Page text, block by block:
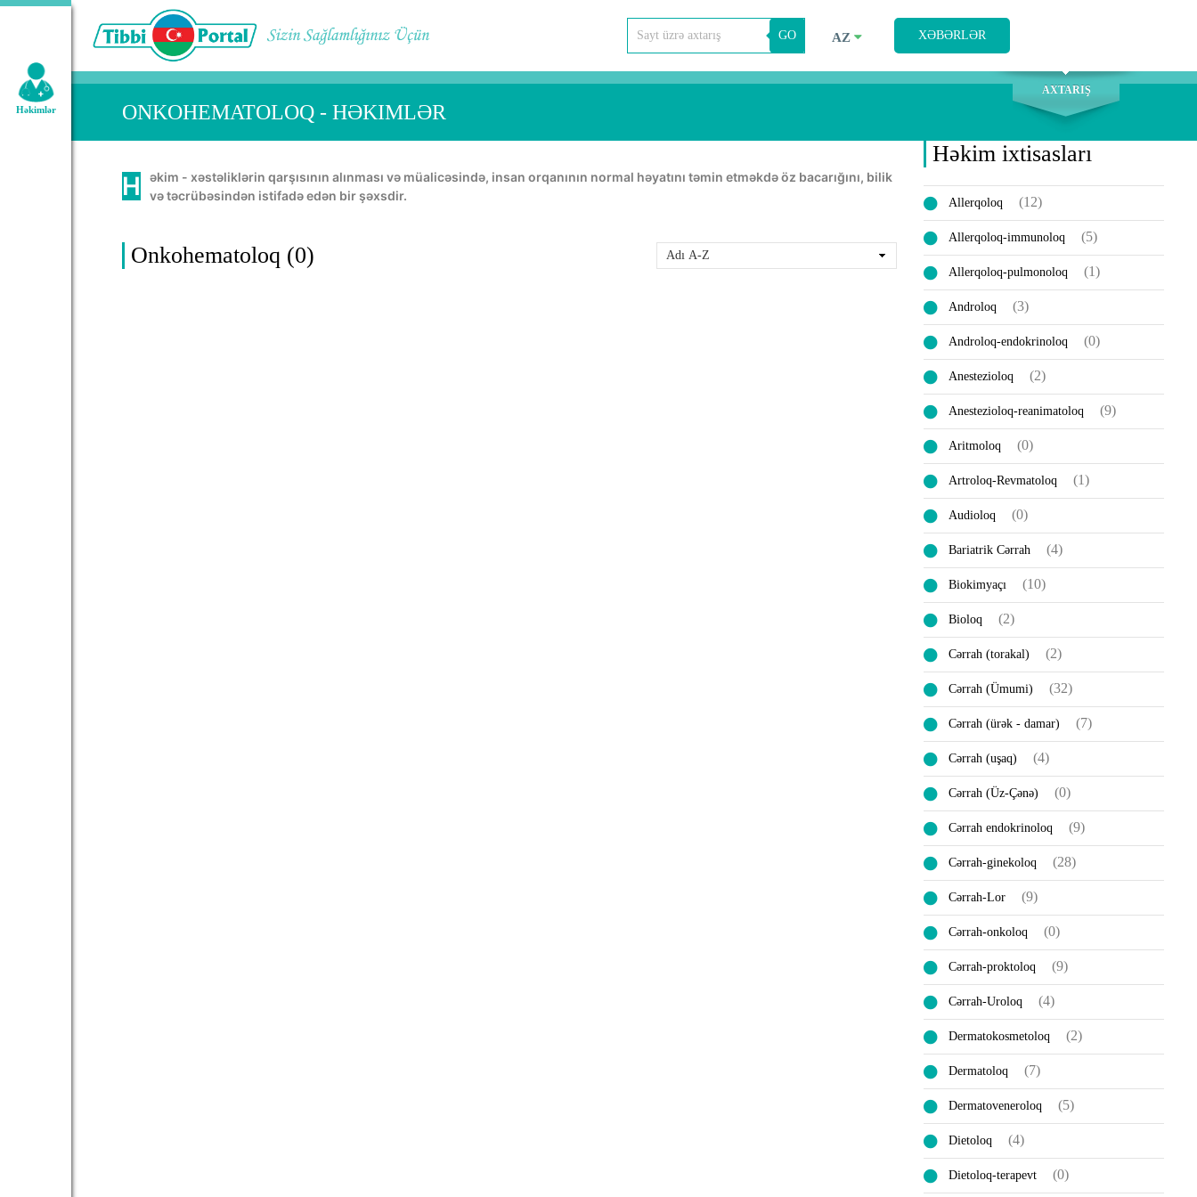
XƏBƏRLƏR
AZ
GO
Geniş axtarış:
AXTARIŞ
Həkimlər ONKOHEMATOLOQ - HƏKIMLƏR
Həkim - xəstəliklərin qarşısının alınması və müalicəsində, insan orqanının normal həyatını təmin etməkdə öz bacarığını, bilik və təcrübəsindən istifadə edən bir şəxsdir.
Onkohematoloq (0)
Həkim ixtisasları
Allerqoloq (12)
Allerqoloq-immunoloq (5)
Allerqoloq-pulmonoloq (1)
Androloq (3)
Androloq-endokrinoloq (0)
Anestezioloq (2)
Anestezioloq-reanimatoloq (9)
Aritmoloq (0)
Artroloq-Revmatoloq (1)
Audioloq (0)
Bariatrik Cərrah (4)
Biokimyaçı (10)
Bioloq (2)
Cərrah (torakal) (2)
Cərrah (Ümumi) (32)
Cərrah (ürək - damar) (7)
Cərrah (uşaq) (4)
Cərrah (Üz-Çənə) (0)
Cərrah endokrinoloq (9)
Cərrah-ginekoloq (28)
Cərrah-Lor (9)
Cərrah-onkoloq (0)
Cərrah-proktoloq (9)
Cərrah-Uroloq (4)
Dermatokosmetoloq (2)
Dermatoloq (7)
Dermatoveneroloq (5)
Dietoloq (4)
Dietoloq-terapevt (0)